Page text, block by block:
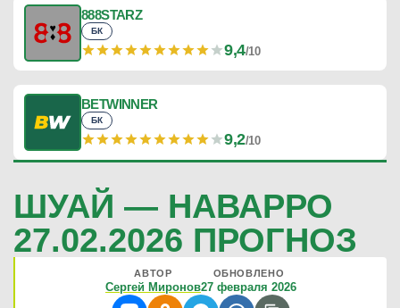
888STARZ
БК
9,4/10
BETWINNER
БК
9,2/10
ШУАЙ — НАВАРРО
27.02.2026 ПРОГНОЗ
АВТОР
Сергей Миронов
ОБНОВЛЕНО
27 февраля 2026